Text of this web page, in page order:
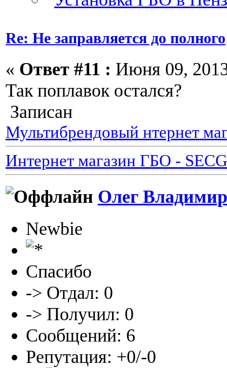
Re: Не заправляется до полного
« Ответ #11 : Июня 09,
Так поплавок остался?
Записан
Мультибрендовый нтернет
Интернет магазин ГБО -
Олег
Newbie
Спасибо
-> Отдал: 0
-> Получил: 0
Сообщений: 6
Репутация: +0/-0